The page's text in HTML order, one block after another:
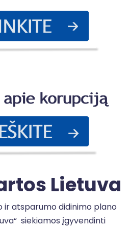
Lietuva
ir atsparumo didinimo plano
siekiamos įgyvendinti